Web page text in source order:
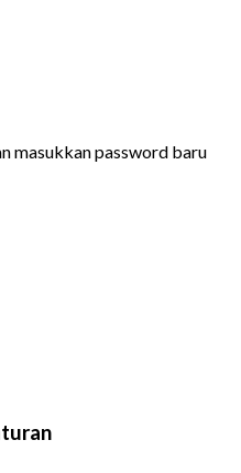
masukkan password baru